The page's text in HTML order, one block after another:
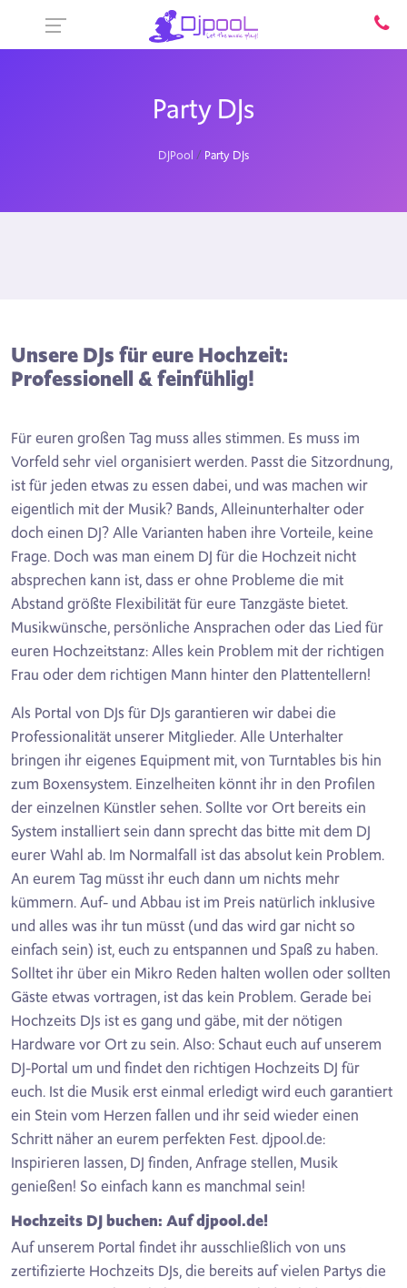
Party DJs
DJPool Party DJs
Unsere DJs für eure Hochzeit:
Professionell & feinfühlig!
Für euren großen Tag muss alles stimmen. Es muss im
Vorfeld sehr viel organisiert werden. Passt die Sitzordnung,
ist für jeden etwas zu essen dabei, und was machen wir
eigentlich mit der Musik? Bands, Alleinunterhalter oder
doch einen DJ? Alle Varianten haben ihre Vorteile, keine
Frage. Doch was man einem DJ für die Hochzeit nicht
absprechen kann ist, dass er ohne Probleme die mit
Abstand größte Flexibilität für eure Tanzgäste bietet.
Musikwünsche, persönliche Ansprachen oder das Lied für
euren Hochzeitstanz: Alles kein Problem mit der richtigen
Frau oder dem richtigen Mann hinter den Plattentellern!
Als Portal von DJs für DJs garantieren wir dabei die
Professionalität unserer Mitglieder. Alle Unterhalter
bringen ihr eigenes Equipment mit, von Turntables bis hin
zum Boxensystem. Einzelheiten könnt ihr in den Profilen
der einzelnen Künstler sehen. Sollte vor Ort bereits ein
System installiert sein dann sprecht das bitte mit dem DJ
eurer Wahl ab. Im Normalfall ist das absolut kein Problem.
An eurem Tag müsst ihr euch dann um nichts mehr
kümmern. Auf- und Abbau ist im Preis natürlich inklusive
und alles was ihr tun müsst (und das wird gar nicht so
einfach sein) ist, euch zu entspannen und Spaß zu haben.
Solltet ihr über ein Mikro Reden halten wollen oder sollten
Gäste etwas vortragen, ist das kein Problem. Gerade bei
Hochzeits DJs ist es gang und gäbe, mit der nötigen
Hardware vor Ort zu sein. Also: Schaut euch auf unserem
DJ-Portal um und findet den richtigen Hochzeits DJ für
euch. Ist die Musik erst einmal erledigt wird euch garantiert
ein Stein vom Herzen fallen und ihr seid wieder einen
Schritt näher an eurem perfekten Fest. djpool.de:
Inspirieren lassen, DJ finden, Anfrage stellen, Musik
genießen! So einfach kann es manchmal sein!
Hochzeits DJ buchen: Auf djpool.de!
Auf unserem Portal findet ihr ausschließlich von uns
zertifizierte Hochzeits DJs, die bereits auf vielen Partys die